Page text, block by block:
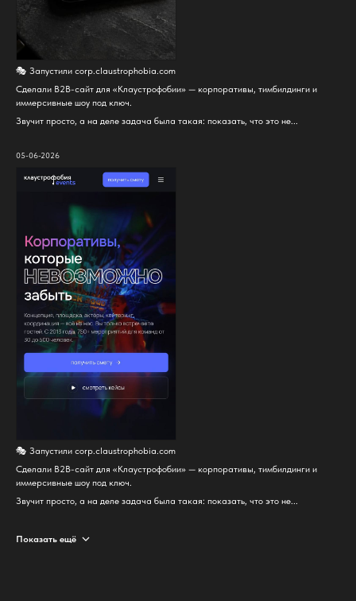
🎭 Запустили corp.claustrophobia.com
Сделали B2B-сайт для «Клаустрофобии» — корпоративы, тимбилдинги и
иммерсивные шоу под ключ.
Звучит просто, а на деле задача была такая: показать, что это не...
05-06-2026
🎭 Запустили corp.claustrophobia.com
Сделали B2B-сайт для «Клаустрофобии» — корпоративы, тимбилдинги и
иммерсивные шоу под ключ.
Звучит просто, а на деле задача была такая: показать, что это не...
Показать ещё